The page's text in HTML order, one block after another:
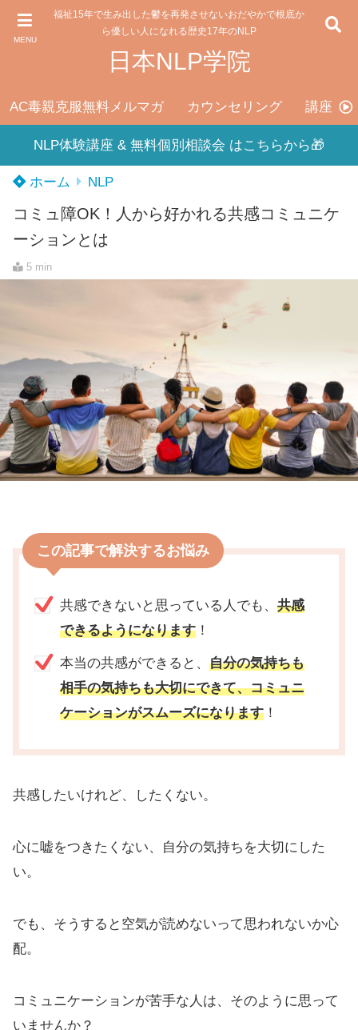
MENU
福祉15年で生み出した鬱を再発させないおだやかで根底か
ら優しい人になれる歴史17年のNLP
日本NLP学院
AC毒親克服無料メルマガ カウンセリング 講座料
NLP体験講座 & 無料個別相談会 はこちらから🎁
ホーム NLP
コミュ障OK！人から好かれる共感コミュニケ
ーションとは
5 min
この記事で解決するお悩み
共感できないと思っている人でも、 共感
できるようになります ！
本当の共感ができると、 自分の気持ちも
相手の気持ちも大切にできて、コミュニ
ケーションがスムーズになります ！
共感したいけれど、したくない。
心に嘘をつきたくない、自分の気持ちを大切にした
い。
でも、そうすると空気が読めないって思われないか心
配。
コミュニケーションが苦手な人は、そのように思って
いませんか？